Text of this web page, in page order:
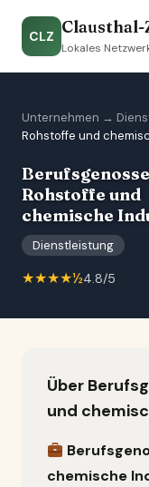
CLZ
Lokales
Unternehmen →
Rohstoffe und
Rohstoffe und
chemische
Dienstleistung
★★★★½4.8/5
Über
und
chemische